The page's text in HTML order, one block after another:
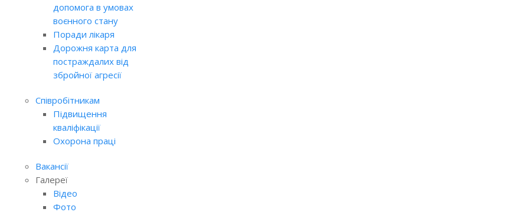
допомога в умовах
воєнного стану
Поради лікаря
Дорожня карта для
постраждалих від
збройної агресії
Співробітникам
Підвищення
кваліфікації
Охорона праці
Вакансії
Галереї
Відео
Фото